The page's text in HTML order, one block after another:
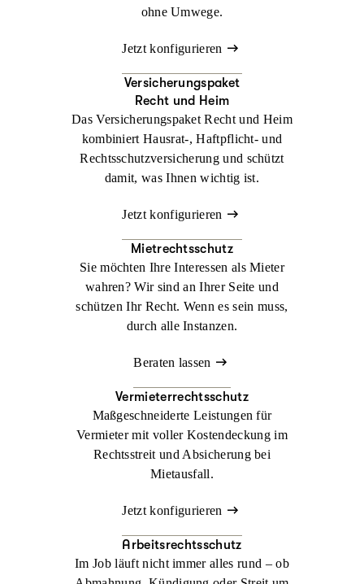
ohne Umwege.
Jetzt konfigurieren
Versicherungspaket
Recht und Heim
Das Versicherungspaket Recht und Heim
kombiniert Hausrat-, Haftpflicht- und
Rechtsschutzversicherung und schützt
damit, was Ihnen wichtig ist.
Jetzt konfigurieren
Mietrechtsschutz
Sie möchten Ihre Interessen als Mieter
wahren? Wir sind an Ihrer Seite und
schützen Ihr Recht. Wenn es sein muss,
durch alle Instanzen.
Beraten lassen
Vermieterrechtsschutz
Maßgeschneiderte Leistungen für
Vermieter mit voller Kostendeckung im
Rechtsstreit und Absicherung bei
Mietausfall.
Jetzt konfigurieren
Arbeitsrechtsschutz
Im Job läuft nicht immer alles rund – ob